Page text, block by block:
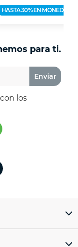
HASTA 30% EN MONEDERO
para ti.
Enviar
los
Nogalera.